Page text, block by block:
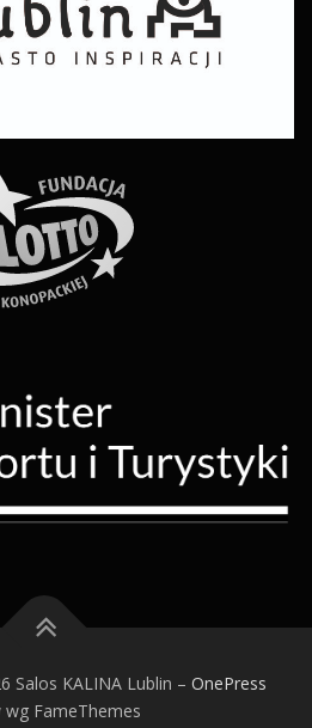
Salos KALINA Lublin – OnePress
FameThemes